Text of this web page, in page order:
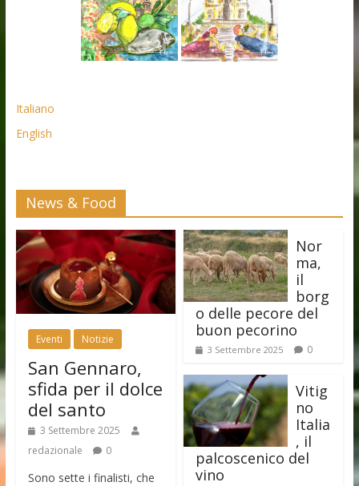
Italiano
English
News & Food
Eventi Notizie
San Gennaro,
sfida per il dolce
del santo
3 Settembre 2025
redazionale
0
Sono sette i finalisti, che
Nor
ma,
il
borg
o delle pecore del
buon pecorino
3 Settembre 2025 0
Vitig
no
Italia
, il
palcoscenico del
vino